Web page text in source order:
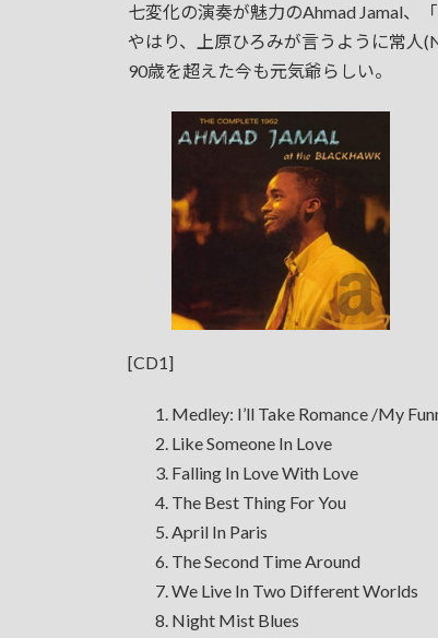
新
日
時
:
七変化の演奏が魅力のAhmad Jamal、
やはり、上原ひろみが言うように常人
90歳を超えた今も元気爺らしい。
[CD1]
Medley: I’ll Take Romance /My
Like Someone In Love
Falling In Love With Love
The Best Thing For You
April In Paris
The Second Time Around
We Live In Two Different Worlds
Night Mist Blues